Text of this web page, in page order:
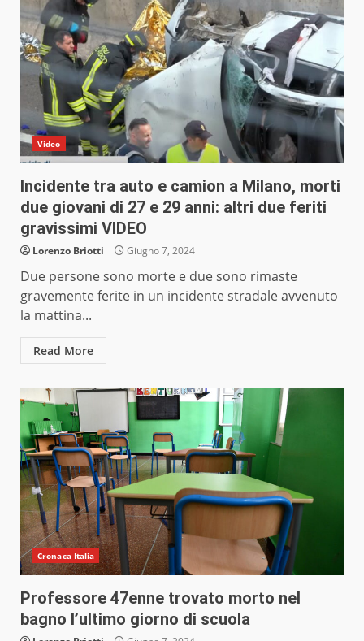
Video
Incidente tra auto e camion a Milano, morti
due giovani di 27 e 29 anni: altri due feriti
gravissimi VIDEO
Lorenzo Briotti Giugno 7, 2024
Due persone sono morte e due sono rimaste
gravemente ferite in un incidente stradale avvenuto
la mattina...
Read More
Cronaca Italia
Professore 47enne trovato morto nel
bagno l’ultimo giorno di scuola